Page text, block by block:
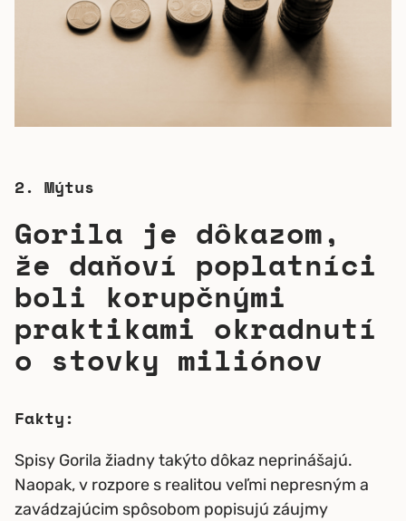
2. Mýtus
Gorila je dôkazom,
že daňoví poplatníci
boli korupčnými
praktikami okradnutí
o stovky miliónov
Fakty:
Spisy Gorila žiadny takýto dôkaz neprinášajú.
Naopak, v rozpore s realitou veľmi nepresným a
zavádzajúcim spôsobom popisujú záujmy